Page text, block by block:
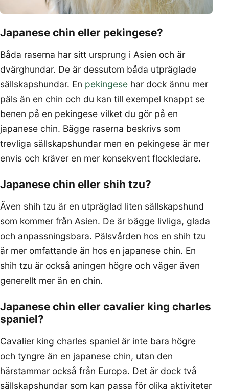
Japanese chin eller pekingese?
Båda raserna har sitt ursprung i Asien och är
dvärghundar. De är dessutom båda utpräglade
sällskapshundar. En pekingese har dock ännu mer
päls än en chin och du kan till exempel knappt se
benen på en pekingese vilket du gör på en
japanese chin. Bägge raserna beskrivs som
trevliga sällskapshundar men en pekingese är mer
envis och kräver en mer konsekvent flockledare.
Japanese chin eller shih tzu?
Även shih tzu är en utpräglad liten sällskapshund
som kommer från Asien. De är bägge livliga, glada
och anpassningsbara. Pälsvården hos en shih tzu
är mer omfattande än hos en japanese chin. En
shih tzu är också aningen högre och väger även
generellt mer än en chin.
Japanese chin eller cavalier king charles
spaniel?
Cavalier king charles spaniel är inte bara högre
och tyngre än en japanese chin, utan den
härstammar också från Europa. Det är dock två
sällskapshundar som kan passa för olika aktiviteter